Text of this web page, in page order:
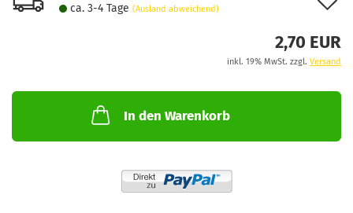
ca. 3-4 Tage (Ausland abweichend)
2,70 EUR
inkl. 19% MwSt. zzgl. Versand
In den Warenkorb